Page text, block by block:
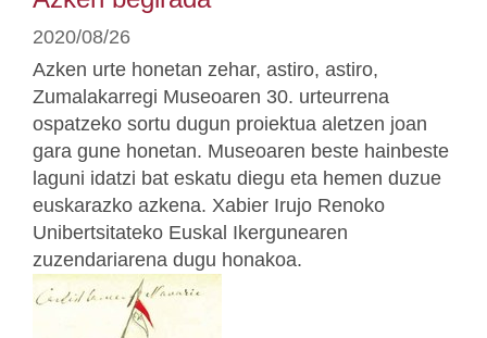
2020/08/26
Azken urte honetan zehar, astiro, astiro,
Zumalakarregi Museoaren 30. urteurrena
ospatzeko sortu dugun proiektua aletzen joan
gara gune honetan. Museoaren beste hainbeste
laguni idatzi bat eskatu diegu eta hemen duzue
euskarazko azkena. Xabier Irujo Renoko
Unibertsitateko Euskal Ikergunearen
zuzendariarena dugu honakoa.